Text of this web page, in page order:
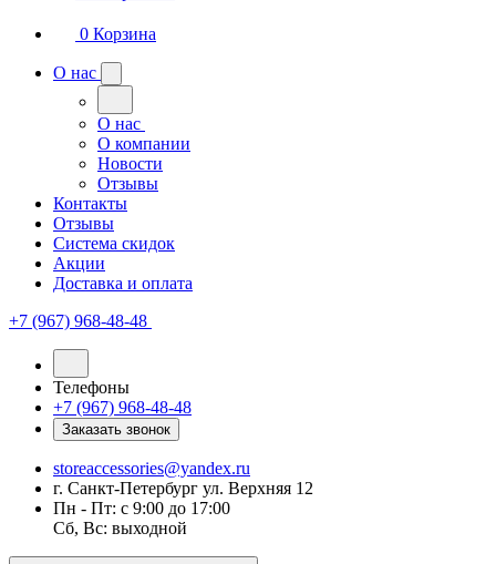
0 Корзина
О нас
О нас
О компании
Новости
Отзывы
Контакты
Отзывы
Система скидок
Акции
Доставка и оплата
+7 (967) 968-48-48
Телефоны
+7 (967) 968-48-48
Заказать звонок
storeaccessories@yandex.ru
г. Санкт-Петербург ул. Верхняя 12
Пн - Пт: с 9:00 до 17:00
Сб, Вс: выходной